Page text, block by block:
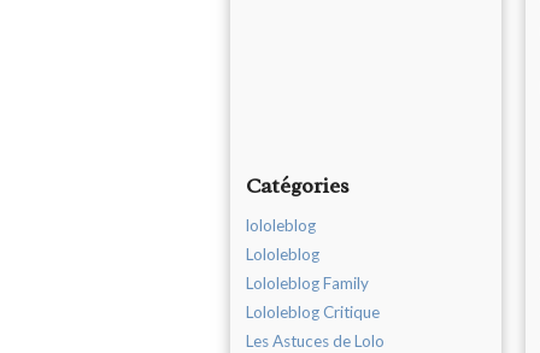
Catégories
lololeblog
Lololeblog
Lololeblog Family
Lololeblog Critique
Les Astuces de Lolo